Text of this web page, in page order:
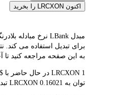
اکنون LRCXON را بخرید
به این صفحه مراجعه کنید تا
توان به 0.16021 LRCXON تبدیل کرد. این نتایج تبدیل شامل هزینه‌های پلتفرم یا هزینه‌های ماینر نمی‌شود.